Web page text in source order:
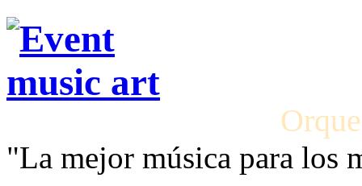
"La mejor música para los